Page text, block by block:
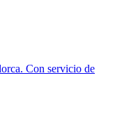
Con servicio de